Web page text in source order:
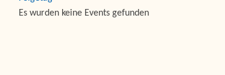
Es wurden keine Events gefunden